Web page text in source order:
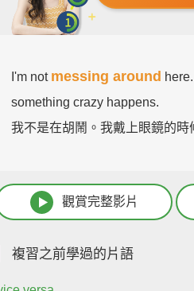
I'm not messing around
something crazy happens.
我不是在胡鬧。我戴上眼鏡的時
觀賞完整影片
複習之前學過的片語